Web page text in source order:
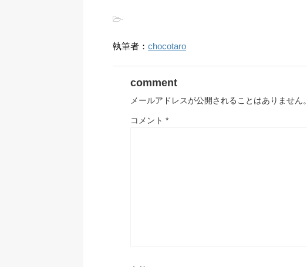
-
執筆者： chocotaro
comment
メールアドレスが公開されることはありません。
コメント *